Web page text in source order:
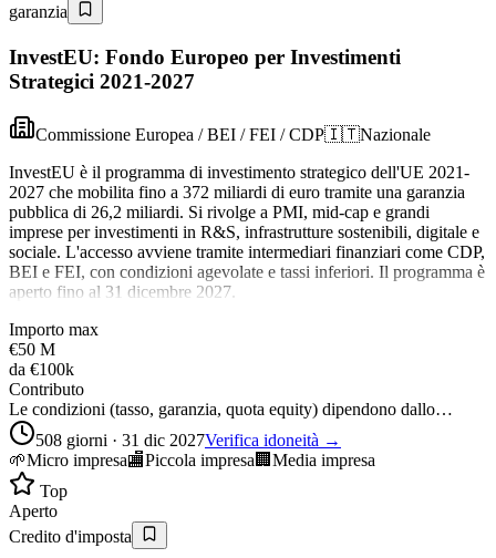
garanzia
InvestEU: Fondo Europeo per Investimenti
Strategici 2021-2027
Commissione Europea / BEI / FEI / CDP🇮🇹Nazionale
InvestEU è il programma di investimento strategico dell'UE 2021-
2027 che mobilita fino a 372 miliardi di euro tramite una garanzia
pubblica di 26,2 miliardi. Si rivolge a PMI, mid-cap e grandi
imprese per investimenti in R&S, infrastrutture sostenibili, digitale e
sociale. L'accesso avviene tramite intermediari finanziari come CDP,
BEI e FEI, con condizioni agevolate e tassi inferiori. Il programma è
aperto fino al 31 dicembre 2027.
Importo max
€50 M
da €100k
Contributo
Le condizioni (tasso, garanzia, quota equity) dipendono dallo…
508 giorni · 31 dic 2027Verifica idoneità →
🌱Micro impresa🏬Piccola impresa 🏢 Media impresa
Top
Aperto
Credito d'imposta